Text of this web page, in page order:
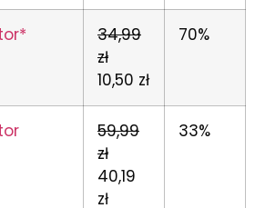
34,99
zł
10,50 zł
70%
59,99
zł
40,19
zł
33%